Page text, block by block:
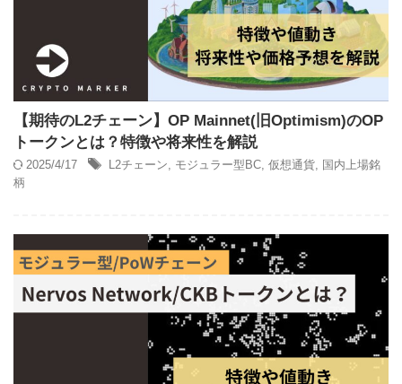
【期待のL2チェーン】OP Mainnet(旧Optimism)のOP
トークンとは？特徴や将来性を解説
2025/4/17 L2チェーン モジュラー型BC 仮想通貨 国内上場銘
柄